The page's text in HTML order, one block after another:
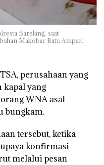
Barelang, saat
Makobar Batu Ampar.
perusahaan yang
kapal yang
WNA asal
bungkam.
tersebut, ketika
konfirmasi
melalui pesan